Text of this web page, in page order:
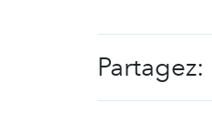
Partagez: